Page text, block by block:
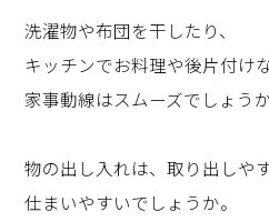
洗濯物や布団を干したり、
キッチンでお料理や後片付け
家事動線はスムーズでしょうか
物の出し入れは、取り出しや
仕まいやすいでしょうか。